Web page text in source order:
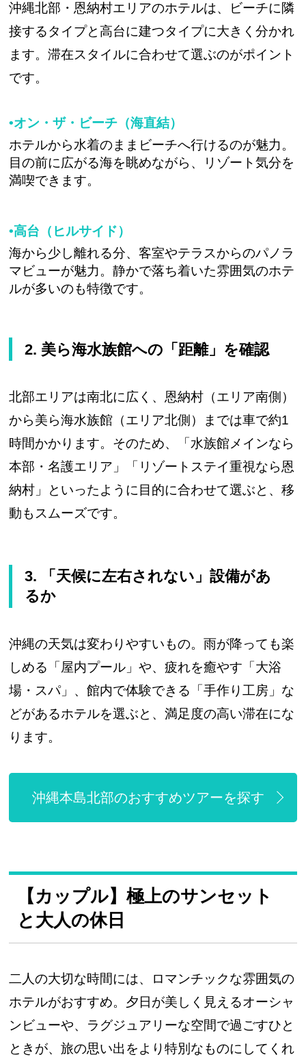
沖縄北部・恩納村エリアのホテルは、ビーチに隣
接するタイプと高台に建つタイプに大きく分かれ
ます。滞在スタイルに合わせて選ぶのがポイント
です。
•オン・ザ・ビーチ（海直結）
ホテルから水着のままビーチへ行けるのが魅力。
目の前に広がる海を眺めながら、リゾート気分を
満喫できます。
•高台（ヒルサイド）
海から少し離れる分、客室やテラスからのパノラ
マビューが魅力。静かで落ち着いた雰囲気のホテ
ルが多いのも特徴です。
2. 美ら海水族館への「距離」を確認
北部エリアは南北に広く、恩納村（エリア南側）
から美ら海水族館（エリア北側）までは車で約1
時間かかります。そのため、「水族館メインなら
本部・名護エリア」「リゾートステイ重視なら恩
納村」といったように目的に合わせて選ぶと、移
動もスムーズです。
3. 「天候に左右されない」設備があ
るか
沖縄の天気は変わりやすいもの。雨が降っても楽
しめる「屋内プール」や、疲れを癒やす「大浴
場・スパ」、館内で体験できる「手作り工房」な
どがあるホテルを選ぶと、満足度の高い滞在にな
ります。
沖縄本島北部のおすすめツアーを探す
【カップル】極上のサンセット
と大人の休日
二人の大切な時間には、ロマンチックな雰囲気の
ホテルがおすすめ。夕日が美しく見えるオーシャ
ンビューや、ラグジュアリーな空間で過ごすひと
ときが、旅の思い出をより特別なものにしてくれ